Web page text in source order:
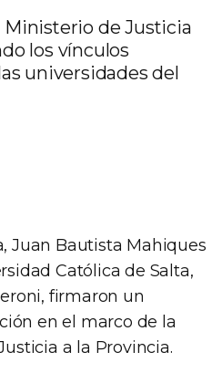
Ministerio de Justicia
los vínculos
universidades del
Juan Bautista Mahiques
Católica de Salta,
firmaron un
en el marco de la
a la Provincia.